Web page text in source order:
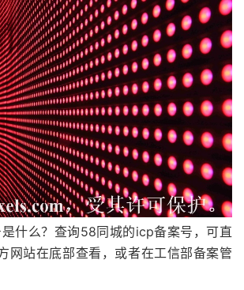
什么？查询58同城的icp备案号，可直
网站在底部查看，或者在工信部备案管